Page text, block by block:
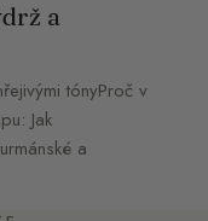
a
tónyProč v
Jak
a